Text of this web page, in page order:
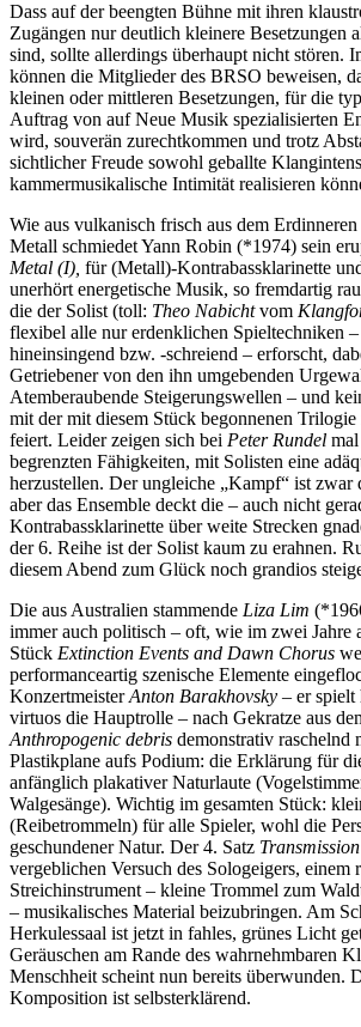
Dass auf der beengten Bühne mit ihren
Zugängen nur deutlich kleinere Besetzungen
sind, sollte allerdings überhaupt nicht stören.
können die Mitglieder des BRSO beweisen,
kleinen oder mittleren Besetzungen, für die
Auftrag von auf Neue Musik spezialisierten
wird, souverän zurechtkommen und trotz
sichtlicher Freude sowohl geballte
kammermusikalische Intimität realisieren
Wie aus vulkanisch frisch aus dem Erdinneren
Metall schmiedet Yann Robin (*1974) sein
Metal (I), für (Metall)-Kontrabassklarinette
unerhört energetische Musik, so fremdartig
die der Solist (toll: Theo Nabichtvom
flexibel alle nur erdenklichen Spieltechniken
hineinsingend bzw. -schreiend – erforscht,
Getriebener von den ihn umgebenden
Atemberaubende Steigerungswellen – und
mit der mit diesem Stück begonnenen
feiert. Leider zeigen sich bei Peter Rundel
begrenzten Fähigkeiten, mit Solisten eine
herzustellen. Der ungleiche „Kampf“ ist zwar
aber das Ensemble deckt die – auch nicht
Kontrabassklarinette über weite Strecken
der 6. Reihe ist der Solist kaum zu erahnen.
diesem Abend zum Glück noch grandios
Die aus Australien stammende Liza Lim
immer auch politisch – oft, wie im zwei Jahre
Stück Extinction Events and Dawn Chorus
performanceartig szenische Elemente
KonzertmeisterAnton Barakhovsky – er spielt
virtuos die Hauptrolle – nach Gekratze aus
Anthropogenic debris demonstrativ raschelnd
Plastikplane aufs Podium: die Erklärung für
anfänglich plakativer Naturlaute
Walgesänge). Wichtig im gesamten Stück:
(Reibetrommeln) für alle Spieler, wohl die
geschundener Natur. Der 4. Satz Transmission
vergeblichen Versuch des Sologeigers, einem
Streichinstrument – kleine Trommel zum
– musikalisches Material beizubringen. Am
Herkulessaal ist jetzt in fahles, grünes Licht
Geräuschen am Rande des wahrnehmbaren
Menschheit scheint nun bereits überwunden.
Komposition ist selbsterklärend.